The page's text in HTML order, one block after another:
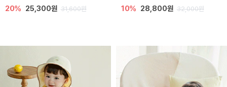
20% 25,300원 31,600원 10% 28,800원 32,000원